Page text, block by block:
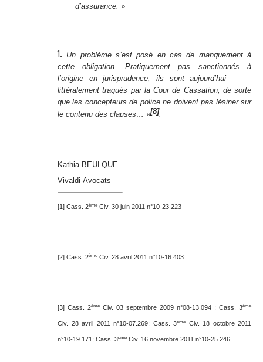
d’assurance. »
Un problème s’est posé en cas de manquement à
cette obligation. Pratiquement pas sanctionnés à
l’origine en jurisprudence, ils sont aujourd’hui
littéralement traqués par la Cour de Cassation, de sorte
que les concepteurs de police ne doivent pas lésiner sur
le contenu des clauses… »[8].
Kathia BEULQUE
Vivaldi-Avocats
[1] Cass. 2ème Civ. 30 juin 2011 n°10-23.223
[2] Cass. 2ème Civ. 28 avril 2011 n°10-16.403
[3] Cass. 2ème Civ. 03 septembre 2009 n°08-13.094 ; Cass. 3ème
Civ. 28 avril 2011 n°10-07.269; Cass. 3ème Civ. 18 octobre 2011
n°10-19.171; Cass. 3ème Civ. 16 novembre 2011 n°10-25.246